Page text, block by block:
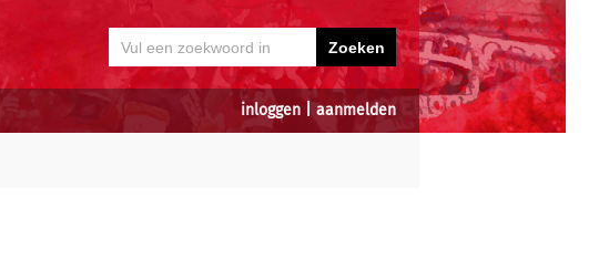
inloggen aanmelden